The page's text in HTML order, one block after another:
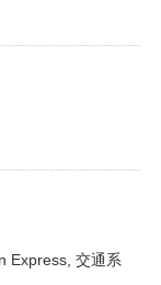
Express, 交通系